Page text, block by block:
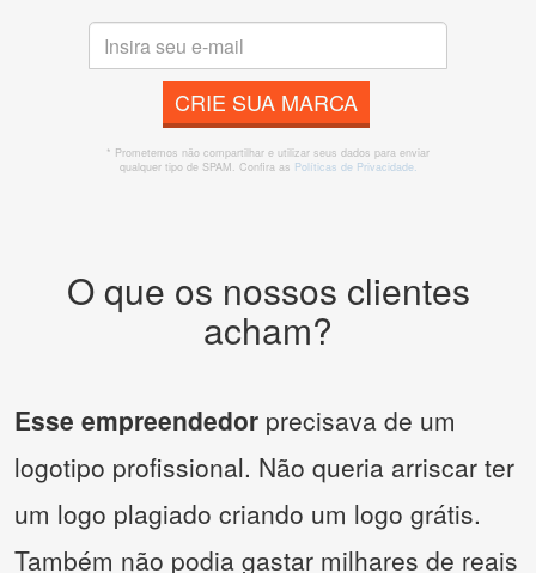
CRIE SUA MARCA
* Prometemos não compartilhar e utilizar seus dados para enviar
qualquer tipo de SPAM. Confira as Políticas de Privacidade.
O que os nossos clientes
acham?
Esse empreendedor precisava de um
logotipo profissional. Não queria arriscar ter
um logo plagiado criando um logo grátis.
Também não podia gastar milhares de reais